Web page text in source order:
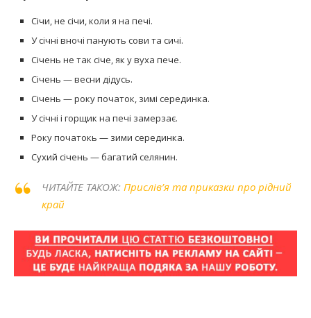
Січи, не січи, коли я на печі.
У січні вночі панують сови та сичі.
Січень не так січе, як у вуха пече.
Січень — весни дідусь.
Січень — року початок, зимі серединка.
У січні і горщик на печі замерзає.
Року початокь — зими серединка.
Сухий січень — багатий селянин.
ЧИТАЙТЕ ТАКОЖ: Прислів’я та приказки про рідний
край